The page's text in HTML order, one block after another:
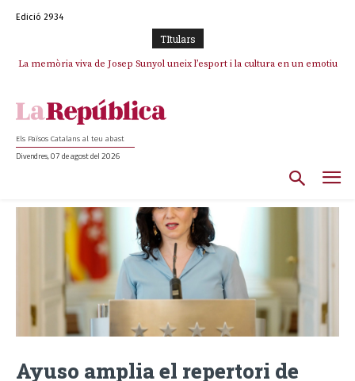
Edició 2934
TItulars
La memòria viva de Josep Sunyol uneix l’esport i la cultura en un emotiu
Els Països Catalans al teu abast
Divendres, 07 de agost del 2026
Ayuso amplia el repertori de